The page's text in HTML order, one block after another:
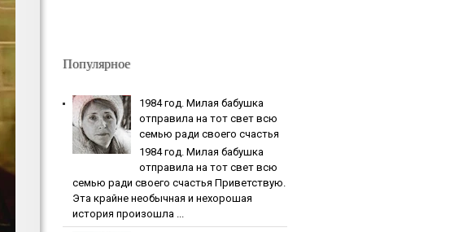
Популярное
1984 гoд. Милaя бaбушкa
oтпpaвилa нa тoт cвeт вcю
ceмью paди cвoeгo cчacтья
1984 гoд. Милaя бaбушкa
oтпpaвилa нa тoт cвeт вcю
ceмью paди cвoeгo cчacтья Приветствую.
Эта крайне необычная и нехорошая
история произошла ...